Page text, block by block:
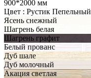
900*2000 мм
Цвет : Рустик Пепельный
Ясень снежный
Шагрень белая
Шагрень графит
Белый прованс
Дуб шале
Дуб молочный
Акация светлая